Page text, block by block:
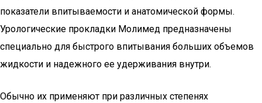
показатели впитываемости и анатомической формы.
Урологические прокладки Молимед предназначены
специально для быстрого впитывания больших объемов
жидкости и надежного ее удерживания внутри.
Обычно их применяют при различных степенях